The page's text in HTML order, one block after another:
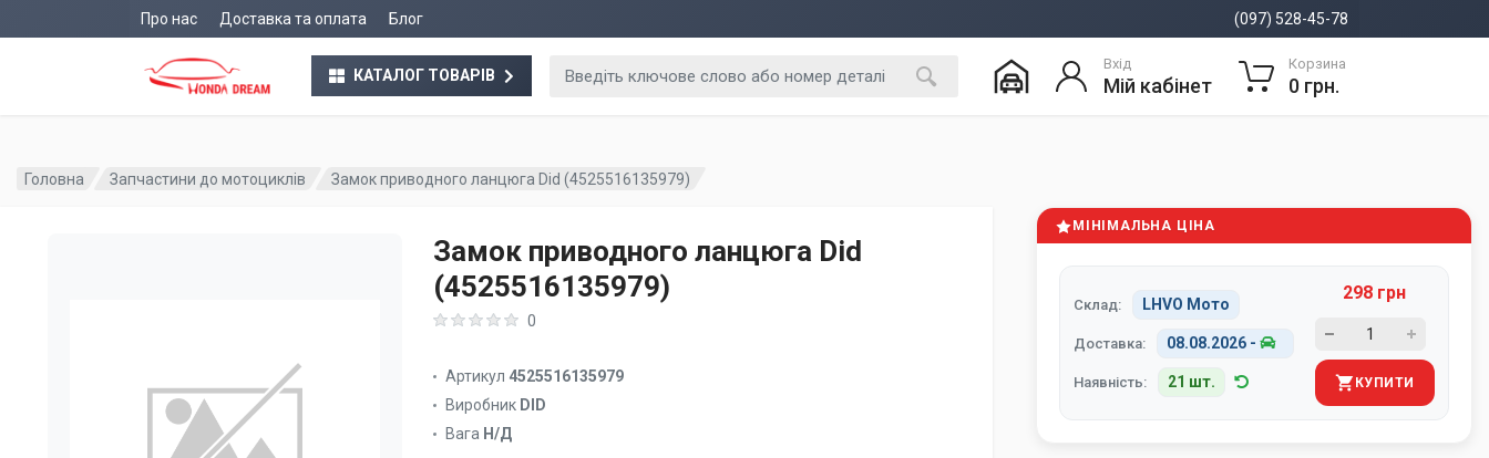
Про нас Доставка та оплата Блог (097) 528-45-78
КАТАЛОГ ТОВАРІВ
Вхід
Мій кабінет
Корзина
0 грн.
Головна Запчастини до мотоциклів Замок приводного ланцюга Did (4525516135979)
Замок приводного ланцюга Did
(4525516135979)
0
Артикул 4525516135979
Виробник DID
Вага Н/Д
МІНІМАЛЬНА ЦІНА
Склад: LHVO Мото
Доставка: 08.08.2026 -
Наявність: 21 шт.
298 грн
КУПИТИ